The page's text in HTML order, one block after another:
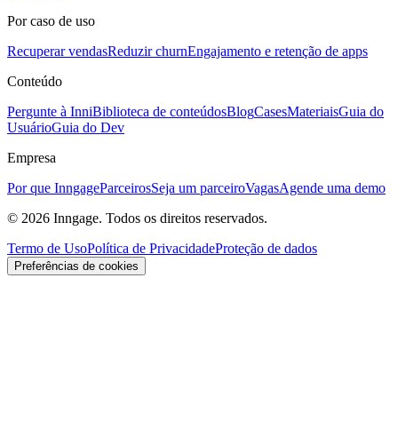
Por caso de uso
Recuperar vendasReduzir churnEngajamento e retenção de apps
Conteúdo
Pergunte à InniBiblioteca de conteúdosBlogCasesMateriaisGuia do
UsuárioGuia do Dev
Empresa
Por que InngageParceirosSeja um parceiroVagasAgende uma demo
© 2026 Inngage. Todos os direitos reservados.
Termo de UsoPolítica de PrivacidadeProteção de dados
Preferências de cookies